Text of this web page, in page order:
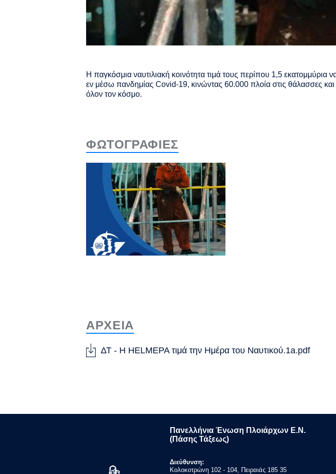
Η παγκόσμια ναυτιλιακή κοινότητα τιμά τους περίπου 1,5
εν μέσω πανδημίας Covid-19, κινώντας 60.000 πλοία στις θάλασσες
όλον τον κόσμο.
ΦΩΤΟΓΡΑΦΙΕΣ
ΑΡΧΕΙΑ
ΔΤ - Η HELMEPA τιμά την Ημέρα του Ναυτικού.1a.pdf
Πανελλήνια Ένωση Πλοιάρχων Ε.Ν.
(Πάσης Τάξεως)
Διεύθυνση:
Κολοκοτρώνη 102 - 104, Πειραιάς 185 35